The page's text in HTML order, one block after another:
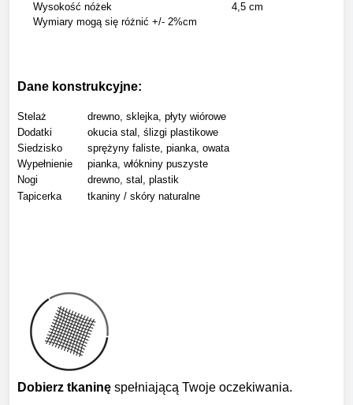
Wysokość nóżek
4,5 cm
Wymiary mogą się różnić +/- 2%cm
Dane konstrukcyjne:
Stelaż
drewno, sklejka, płyty wiórowe
Dodatki
okucia stal, ślizgi plastikowe
Siedzisko
sprężyny faliste, pianka, owata
Wypełnienie
pianka, włókniny puszyste
Nogi
drewno, stal, plastik
Tapicerka
tkaniny / skóry naturalne
Dobierz tkaninę spełniającą Twoje oczekiwania.